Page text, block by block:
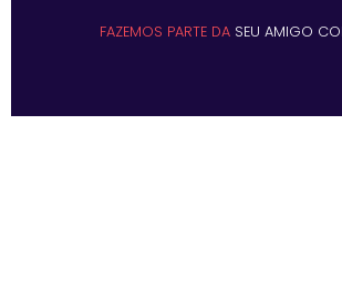
FAZEMOS PARTE DA SEU AMIGO